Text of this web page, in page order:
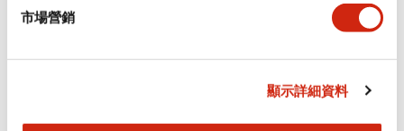
市場營銷
顯示詳細資料
安裝和安裝規範